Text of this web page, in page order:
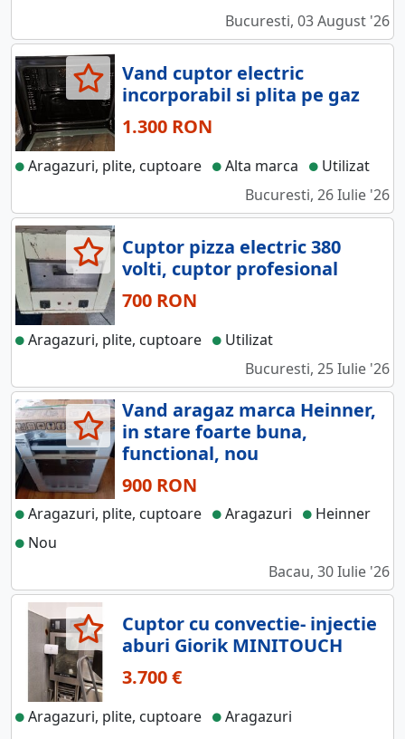
Bucuresti, 03 August '26
Vand cuptor electric
incorporabil si plita pe gaz
1.300 RON
Aragazuri, plite, cuptoare Alta marca
Utilizat
Bucuresti, 26 Iulie '26
Cuptor pizza electric 380
volti, cuptor profesional
700 RON
Aragazuri, plite, cuptoare
Utilizat
Bucuresti, 25 Iulie '26
Vand aragaz marca Heinner,
in stare foarte buna,
functional, nou
900 RON
Aragazuri, plite, cuptoare Aragazuri
Heinner
Nou
Bacau, 30 Iulie '26
Cuptor cu convectie- injectie
aburi Giorik MINITOUCH
3.700 €
Aragazuri, plite, cuptoare
Aragazuri